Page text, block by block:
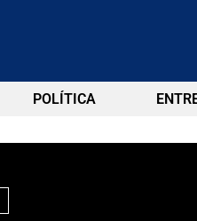
POLÍTICA